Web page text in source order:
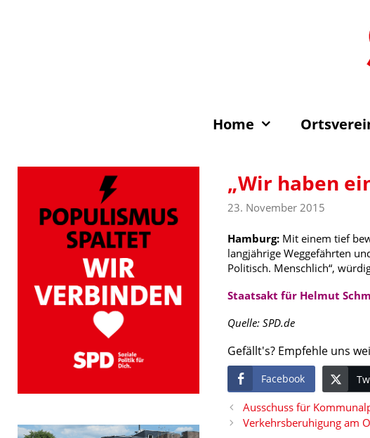
Home
„Wir haben
23. November 2015
Hamburg:Mit einem tief
langjährige Weggefährten
Politisch. Menschlich“,
Staatsakt für Helmut
Quelle: SPD.de
Gefällt's? Empfehle uns
Facebook
Ausschuss für
Verkehrsberuhigung am